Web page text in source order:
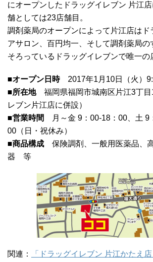
にオープンしたドラッグイレブン 片江
舗としては23店舗目。
調剤薬局のオープンによって片江店はド
アサロン、百円均一、そして調剤薬局の
そろっているドラッグイレブンで唯一の
■オープン日時2017年1月10日（火）
■所在地福岡県福岡市城南区片江3丁目
レブン片江店に併設）
■営業時間
月～金 9：00-18：00、土 9
00（日・祝休み）
■商品構成 保険調剤、一般用医薬品、
器 等
関連：
「ドラッグイレブン 片江かたえ